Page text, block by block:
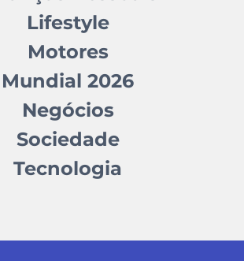
Lifestyle
Motores
Mundial 2026
Negócios
Sociedade
Tecnologia